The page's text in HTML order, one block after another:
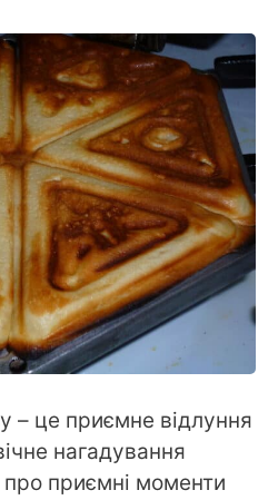
– це приємне відлуння
нагадування
приємні моменти